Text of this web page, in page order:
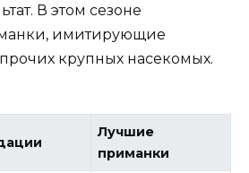
В этом сезоне
имитирующие
крупных насекомых.
Лучшие
приманки